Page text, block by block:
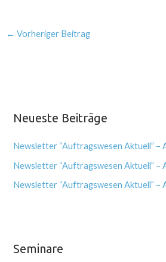
← Vorheriger Beitrag
Neueste Beiträge
Newsletter “Auftragswesen Aktuell” –
Newsletter “Auftragswesen Aktuell” –
Newsletter “Auftragswesen Aktuell” –
Seminare